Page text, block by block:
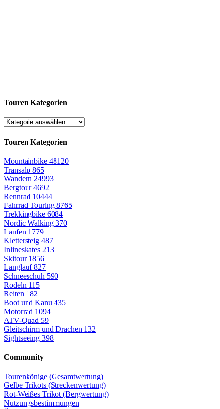
Touren Kategorien
Touren Kategorien
Mountainbike 48120
Transalp 865
Wandern 24993
Bergtour4692
Rennrad 10444
Fahrrad Touring 8765
Trekkingbike 6084
Nordic Walking 370
Laufen 1779
Klettersteig 487
Inlineskates 213
Skitour 1856
Langlauf827
Schneeschuh 590
Rodeln 115
Reiten 182
Boot und Kanu 435
Motorrad 1094
ATV-Quad 59
Gleitschirm und Drachen 132
Sightseeing 398
Community
Tourenkönige (Gesamtwertung)
Gelbe Trikots (Streckenwertung)
Rot-Weißes Trikot (Bergwertung)
Nutzungsbestimmungen